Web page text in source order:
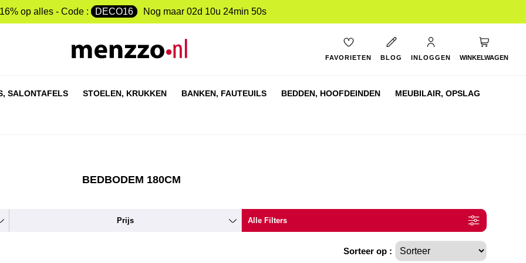
op alles - Code : DECO16 Nog maar 02d 10u 24min 49s
FAVORIETEN BLOG INLOGGEN WINKELWAGEN
SALONTAFELS STOELEN, KRUKKEN BANKEN, FAUTEUILS BEDDEN, HOOFDEINDEN MEUBILAIR, OPSLAG
BEDBODEM 180CM
Prijs Alle Filters
Sorteer op :